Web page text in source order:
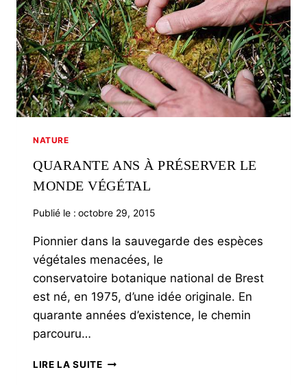
NATURE
QUARANTE ANS À PRÉSERVER LE
MONDE VÉGÉTAL
Publié le : octobre 29, 2015
Pionnier dans la sauvegarde des espèces
végétales menacées, le
conservatoire botanique national de Brest
est né, en 1975, d’une idée originale. En
quarante années d’existence, le chemin
parcouru…
LIRE LA SUITEQUARANTE